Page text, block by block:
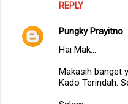
REPLY
Pungky Prayitno
Hai Mak...
Makasih banget
Kado Terindah.